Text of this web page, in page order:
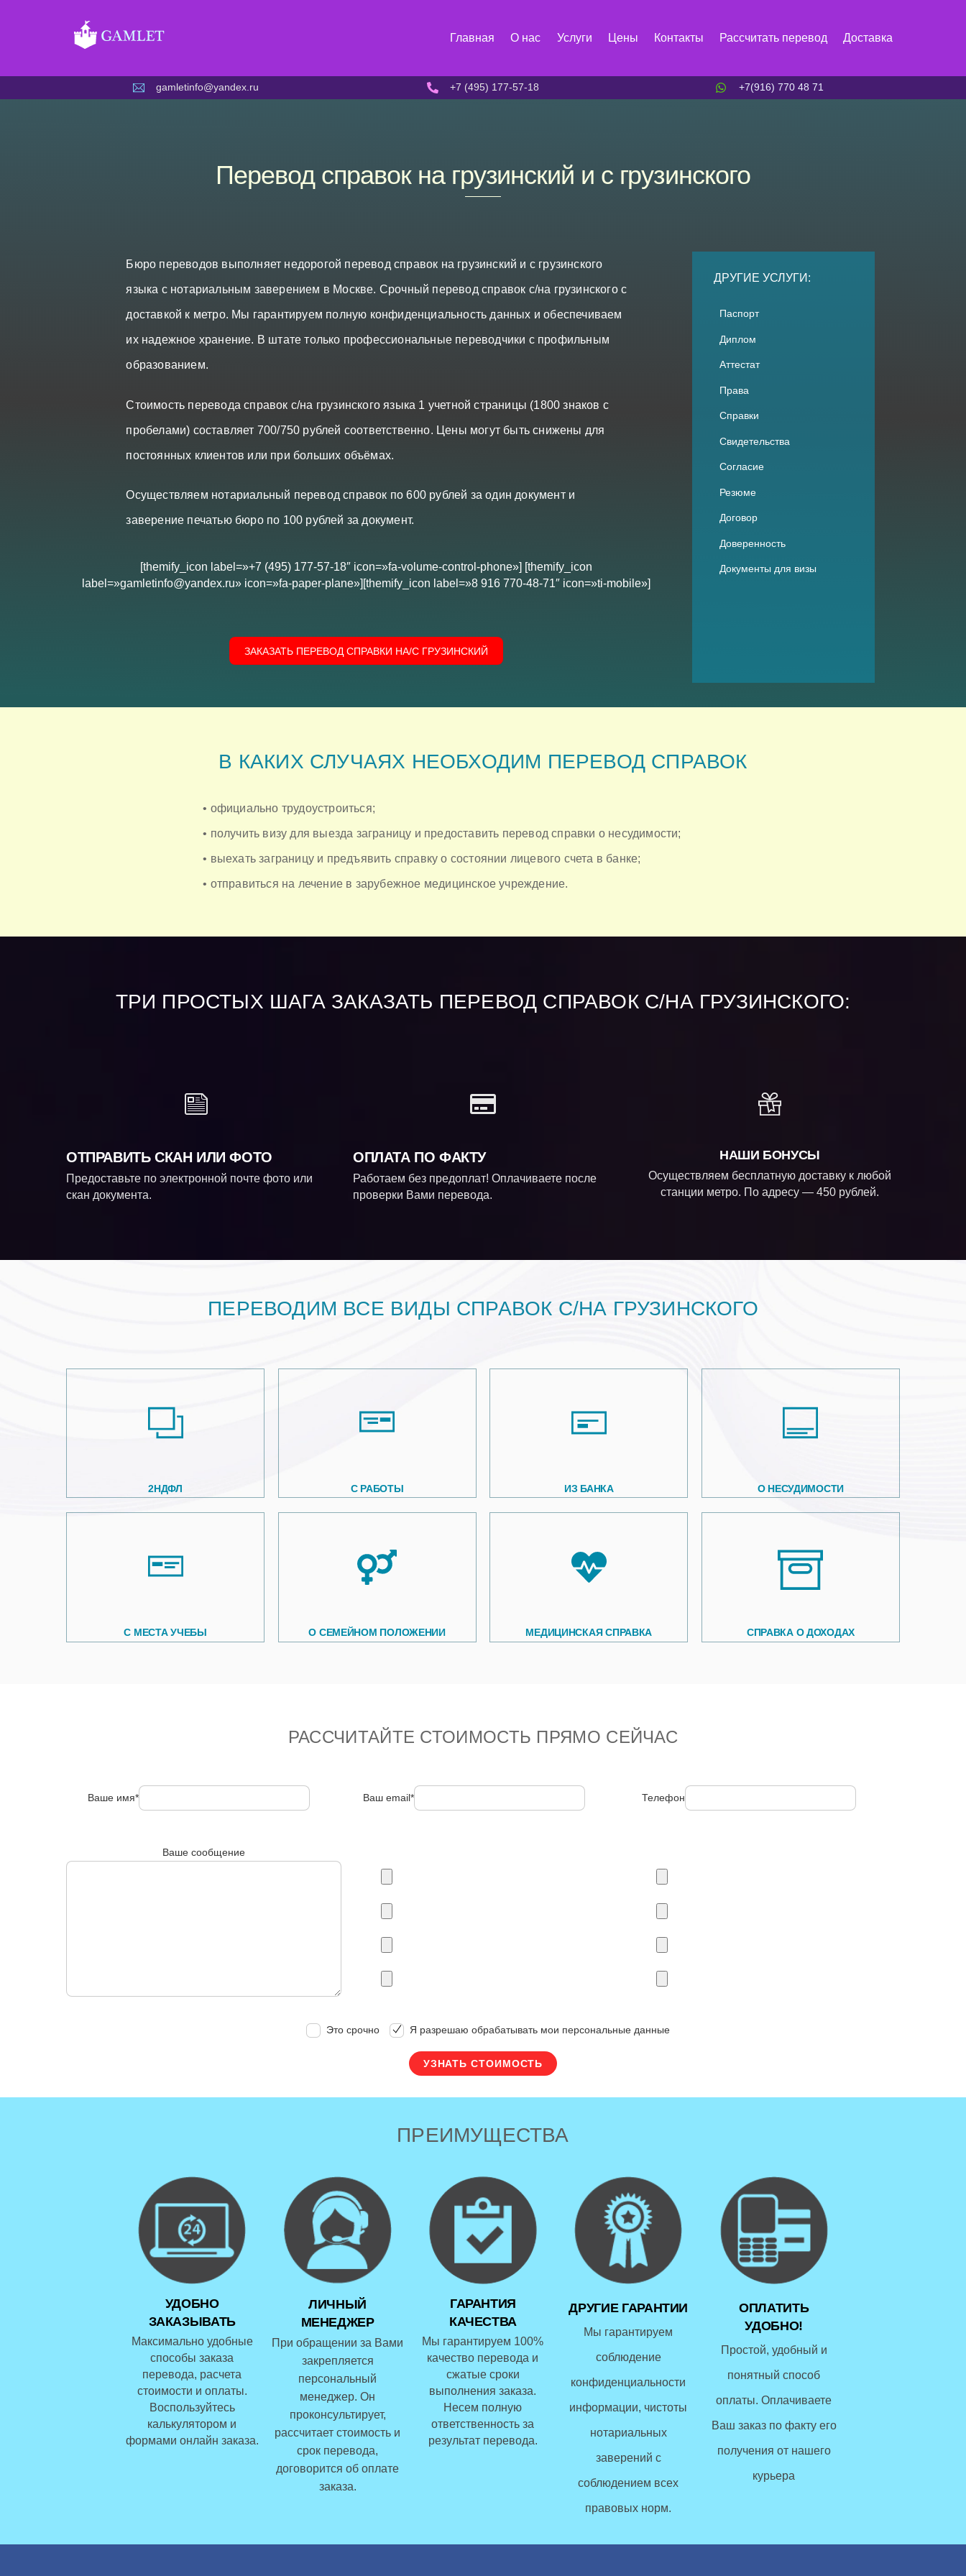
Главная О нас Услуги Цены Контакты Рассчитать перевод Доставка
gamletinfo@yandex.ru +7 (495) 177-57-18 +7(916) 770 48 71
Перевод справок на грузинский и с грузинского
Бюро переводов выполняет недорогой перевод справок на грузинский и с грузинского
языка с нотариальным заверением в Москве. Срочный перевод справок с/на грузинского с
доставкой к метро. Мы гарантируем полную конфиденциальность данных и обеспечиваем
их надежное хранение. В штате только профессиональные переводчики с профильным
образованием.
Стоимость перевода справок с/на грузинского языка 1 учетной страницы (1800 знаков с
пробелами) составляет 700/750 рублей соответственно. Цены могут быть снижены для
постоянных клиентов или при больших объёмах.
Осуществляем нотариальный перевод справок по 600 рублей за один документ и
заверение печатью бюро по 100 рублей за документ.
[themify_icon label=»+7 (495) 177-57-18″ icon=»fa-volume-control-phone»] [themify_icon
label=»gamletinfo@yandex.ru» icon=»fa-paper-plane»][themify_icon label=»8 916 770-48-71″ icon=»ti-mobile»]
ЗАКАЗАТЬ ПЕРЕВОД СПРАВКИ НА/C ГРУЗИНСКИЙ
ДРУГИЕ УСЛУГИ:
Паспорт
Диплом
Аттестат
Права
Справки
Свидетельства
Согласие
Резюме
Договор
Доверенность
Документы для визы
В КАКИХ СЛУЧАЯХ НЕОБХОДИМ ПЕРЕВОД СПРАВОК
• официально трудоустроиться;
• получить визу для выезда заграницу и предоставить перевод справки о несудимости;
• выехать заграницу и предъявить справку о состоянии лицевого счета в банке;
• отправиться на лечение в зарубежное медицинское учреждение.
ТРИ ПРОСТЫХ ШАГА ЗАКАЗАТЬ ПЕРЕВОД СПРАВОК С/НА ГРУЗИНСКОГО:
ОТПРАВИТЬ СКАН ИЛИ ФОТО
Предоставьте по электронной почте фото или
скан документа.
ОПЛАТА ПО ФАКТУ
Работаем без предоплат! Оплачиваете после
проверки Вами перевода.
НАШИ БОНУСЫ
Осуществляем бесплатную доставку к любой
станции метро. По адресу — 450 рублей.
ПЕРЕВОДИМ ВСЕ ВИДЫ СПРАВОК С/НА ГРУЗИНСКОГО
2НДФЛ С РАБОТЫ ИЗ БАНКА О НЕСУДИМОСТИ
С МЕСТА УЧЕБЫ О СЕМЕЙНОМ ПОЛОЖЕНИИ МЕДИЦИНСКАЯ СПРАВКА СПРАВКА О ДОХОДАХ
РАССЧИТАЙТЕ СТОИМОСТЬ ПРЯМО СЕЙЧАС
Ваше имя* Ваш email* Телефон
Ваше сообщение
Это срочно Я разрешаю обрабатывать мои персональные данные
ПРЕИМУЩЕСТВА
УДОБНО
ЗАКАЗЫВАТЬ
Максимально удобные
способы заказа
перевода, расчета
стоимости и оплаты.
Воспользуйтесь
калькулятором и
формами онлайн заказа.
ЛИЧНЫЙ
МЕНЕДЖЕР
При обращении за Вами
закрепляется
персональный
менеджер. Он
проконсультирует,
рассчитает стоимость и
срок перевода,
договорится об оплате
заказа.
ГАРАНТИЯ
КАЧЕСТВА
Мы гарантируем 100%
качество перевода и
сжатые сроки
выполнения заказа.
Несем полную
ответственность за
результат перевода.
ДРУГИЕ ГАРАНТИИ
Мы гарантируем
соблюдение
конфиденциальности
информации, чистоты
нотариальных
заверений с
соблюдением всех
правовых норм.
ОПЛАТИТЬ
УДОБНО!
Простой, удобный и
понятный способ
оплаты. Оплачиваете
Ваш заказ по факту его
получения от нашего
курьера